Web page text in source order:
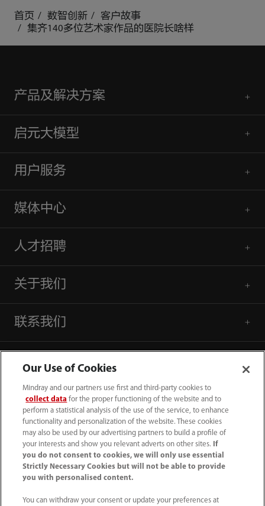
首页 数智创新
客户故事
集齐140多位艺术家作品的医院长啥样
产品及解决方案
启元大模型
用户服务
媒体中心
人才招聘
关于我们
联系我们
4007005652
800online@mindray.com
Our Use of Cookies
Mindray and our partners use first and third-party cookies to
collect data for the proper functioning of the website and to
perform a statistical analysis of the use of the service, to enhance
functionality and personalization of the website. These cookies
may also be used by our advertising partners to build a profile of
your interests and show you relevant adverts on other sites.
If
you do not consent to cookies, we will only use essential
Strictly Necessary Cookies but will not be able to provide
you with personalised content.
You can withdraw your consent or update your preferences at